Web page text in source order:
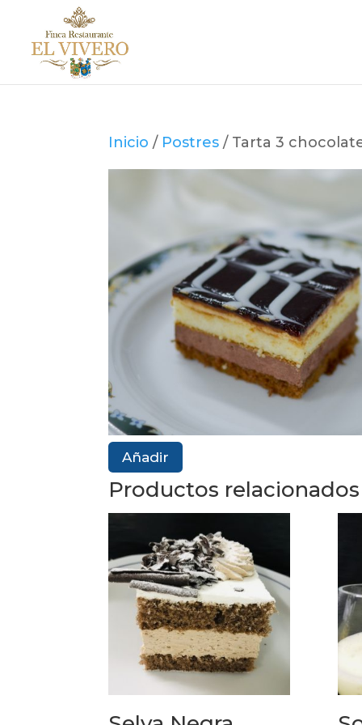
Inicio / Postres / Tarta 3
Añadir
Productos relacionados